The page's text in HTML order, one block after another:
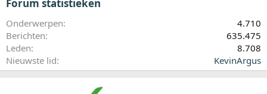
Forum statistieken
Onderwerpen
4.710
Berichten
635.475
Leden
8.708
Nieuwste lid
KevinArgus